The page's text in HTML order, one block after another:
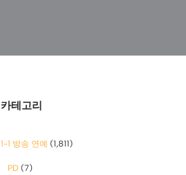
카테고리
1-1 방송 연예 (1,811)
PD (7)